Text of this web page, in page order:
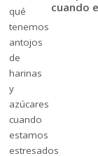
cuando